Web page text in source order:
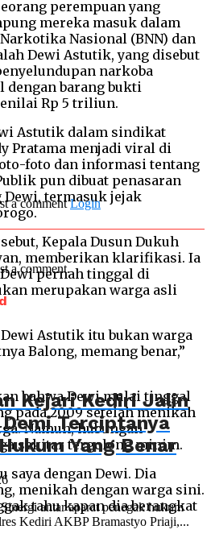
perempuan yang
mereka masuk dalam
Nasional (BNN) dan
Dewi Astutik, yang disebut
narkoba
barang bukti
Rp 5 triliun.
Astutik dalam sindikat
Pratama menjadi viral di
foto dan informasi tentang
pun dibuat penasaran
Dewi, termasuk jejak
Kepala Dusun Dukuh
memberikan klarifikasi. Ia
pernah tinggal di
merupakan warga asli
Astutik itu bukan warga
Balong, memang benar,”
bahwa Dewi mulai tinggal
pada 2009 setelah menikah
Namun, hubungan
sekitar tergolong minim.
saya dengan Dewi. Dia
menikah dengan warga sini.
tahu kapan dia berangkat
a commentLogin
a comment.
Kejari Kediri Jalin
Terciptanya
Yang Benar
antar aparat penegak hukum
Kediri AKBP Bramastyo Priaji,...